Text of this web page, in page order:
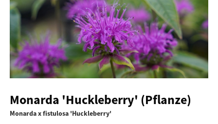
Monarda 'Huckleberry' (Pflanze)
Monarda x fistulosa 'Huckleberry'